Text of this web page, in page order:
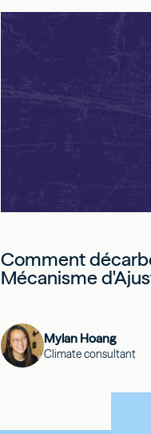
Comment
Mécanisme
Mylan Hoang
Climate consultant